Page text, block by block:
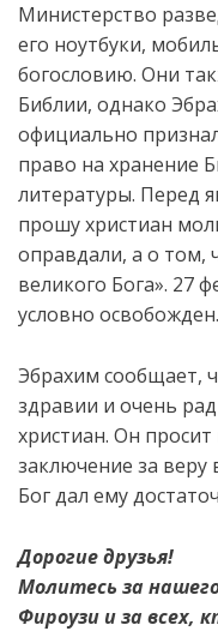
Министерство
его ноутбуки,
богословию. Они
Библии, однако
официально
право на хранение
литературы. Перед
прошу христиан
оправдали, а о том,
великого Бога». 27
условно освобожден.
Эбрахим сообщает,
здравии и очень
христиан. Он
заключение за
Бог дал ему
Дорогие друзья!
Молитесь за
Фироузи и за всех,